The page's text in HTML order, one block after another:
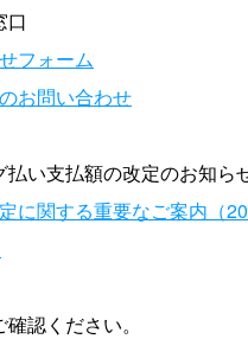
口
フォーム
お問い合わせ
い支払額の改定のお知ら
に関する重要なご案内（
認ください。